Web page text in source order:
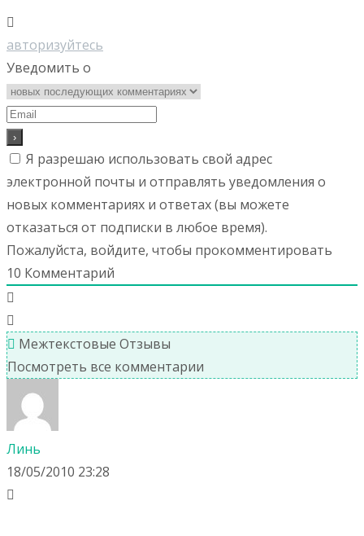
авторизуйтесь
Уведомить о
Я разрешаю использовать свой адрес
электронной почты и отправлять уведомления о
новых комментариях и ответах (вы можете
отказаться от подписки в любое время).
Пожалуйста, войдите, чтобы прокомментировать
10 Комментарий
Межтекстовые Отзывы
Посмотреть все комментарии
Линь
18/05/2010 23:28